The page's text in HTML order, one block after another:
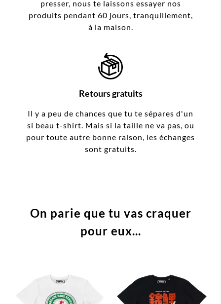
presser, nous te laissons essayer nos
produits pendant 60 jours, tranquillement,
à la maison.
Retours gratuits
Il y a peu de chances que tu te sépares d'un
si beau t-shirt. Mais si la taille ne va pas, ou
pour toute autre bonne raison, les échanges
sont gratuits.
On parie que tu vas craquer
pour eux...